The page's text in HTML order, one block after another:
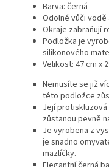
Barva: černá
Odolné vůči vodě
Okraje zabraňují
Podložka je
silikonového
Velikost: 47 cm x
Nemusíte se již
této podložce
Její
zůstanou pevně
Je vyrobena z
je snadno
mazlíčky.